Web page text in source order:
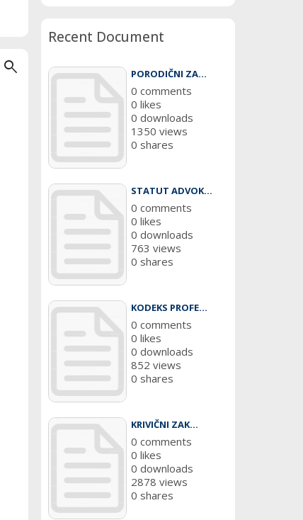
Recent Document
PORODIČNI ZA...
0 comments
0 likes
0 downloads
1350 views
0 shares
STATUT ADVOK...
0 comments
0 likes
0 downloads
763 views
0 shares
KODEKS PROFE...
0 comments
0 likes
0 downloads
852 views
0 shares
KRIVIČNI ZAK...
0 comments
0 likes
0 downloads
2878 views
0 shares
search